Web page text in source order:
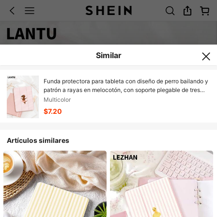
Similar
Funda protectora para tableta con diseño de perro bailando y
patrón a rayas en melocotón, con soporte plegable de tres
pliegues, compatible con iPad 10.2" / Pro 11" 2020/2021,
(A16) 11" 11th Gen 2025 9th/10th, Air 4th 10.9", Galaxy Tab S6
Lite 10.4", resistente a golpes, con ranura para lápiz,
Multicolor
$7.20
Artículos similares